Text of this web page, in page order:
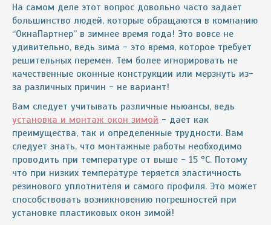
На самом деле этот вопрос довольно часто задает
большинство людей, которые обращаются в компанию
“ОкнаПартнер” в зимнее время года! Это вовсе не
удивительно, ведь зима - это время, которое требует
решительных перемен. Тем более игнорировать не
качественные оконные конструкции или мерзнуть из-
за различных причин - не вариант!
Вам следует учитывать различные ньюансы, ведь
установка и монтаж окон зимой - дает как
преимущества, так и определенные трудности. Вам
следует знать, что монтажные работы необходимо
проводить при температуре от выше - 15 ºС. Потому
что при низких температуре теряется эластичность
резинового уплотнителя и самого профиля. Это может
способствовать возникновению погрешностей при
установке пластиковых окон зимой!